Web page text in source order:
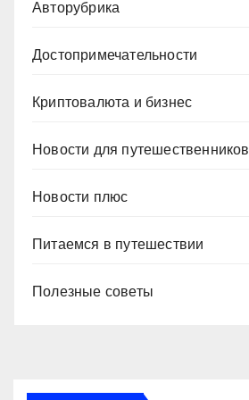
Авторубрика
Достопримечательности
Криптовалюта и бизнес
Новости для путешественников
Новости плюс
Питаемся в путешествии
Полезные советы